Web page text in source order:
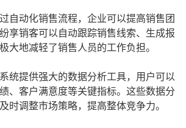
自动化销售流程，企业可以提高销售团
享销客可以自动跟踪销售线索、生成报
大地减轻了销售人员的工作负担。
统提供强大的数据分析工具，用户可以
、客户满意度等关键指标。这些数据分
时调整市场策略，提高整体竞争力。